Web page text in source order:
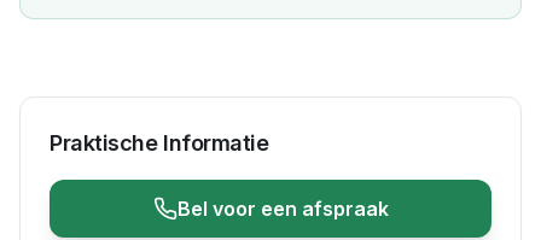
Praktische Informatie
Bel voor een afspraak